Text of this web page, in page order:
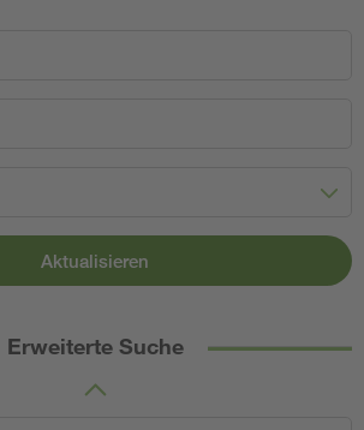
Aktualisieren
Erweiterte Suche